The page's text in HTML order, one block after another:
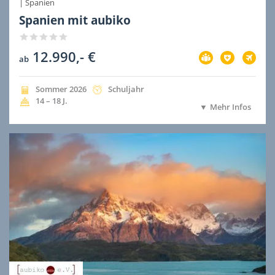
Spanien
Spanien mit aubiko
ab 12.990,- €
Vorbereitung
im
Preis
Versicherung
im
Preis
Flug
im
Preis
Jahreszeit
der
Ausreise
Sommer Jahr
2026 Dauer
Schuljahr
Alter
14 – 18 J.
Mehr Infos